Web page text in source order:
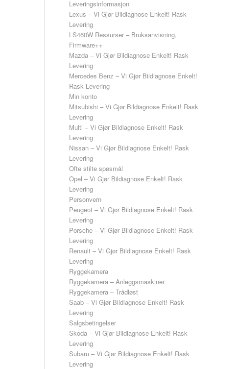
Leveringsinformasjon
Lexus – Vi Gjør Bildiagnose Enkelt! Rask
Levering
LS460W Ressurser – Bruksanvisning,
Firmware++
Mazda – Vi Gjør Bildiagnose Enkelt! Rask
Levering
Mercedes Benz – Vi Gjør Bildiagnose Enkelt!
Rask Levering
Min konto
Mitsubishi – Vi Gjør Bildiagnose Enkelt! Rask
Levering
Multi – Vi Gjør Bildiagnose Enkelt! Rask
Levering
Nissan – Vi Gjør Bildiagnose Enkelt! Rask
Levering
Ofte stilte spøsmål
Opel – Vi Gjør Bildiagnose Enkelt! Rask
Levering
Personvern
Peugeot – Vi Gjør Bildiagnose Enkelt! Rask
Levering
Porsche – Vi Gjør Bildiagnose Enkelt! Rask
Levering
Renault – Vi Gjør Bildiagnose Enkelt! Rask
Levering
Ryggekamera
Ryggekamera – Anleggsmaskiner
Ryggekamera – Trådløst
Saab – Vi Gjør Bildiagnose Enkelt! Rask
Levering
Salgsbetingelser
Skoda – Vi Gjør Bildiagnose Enkelt! Rask
Levering
Subaru – Vi Gjør Bildiagnose Enkelt! Rask
Levering